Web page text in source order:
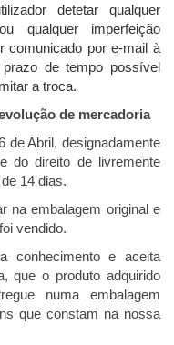
detetar qualquer
qualquer imperfeição
comunicado por e-mail à
de tempo possível
a troca.
de mercadoria
de Abril, designadamente
do direito de livremente
14 dias.
na embalagem original e
vendido.
conhecimento e aceita
que o produto adquirido
numa embalagem
que constam na nossa